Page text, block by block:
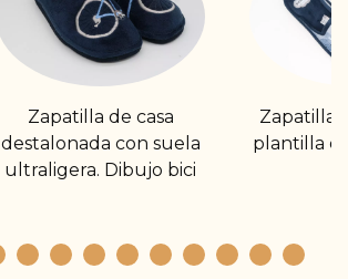
Zapatilla de casa
destalonada con suela
ultraligera. Dibujo bici
Zapatilla
plantilla